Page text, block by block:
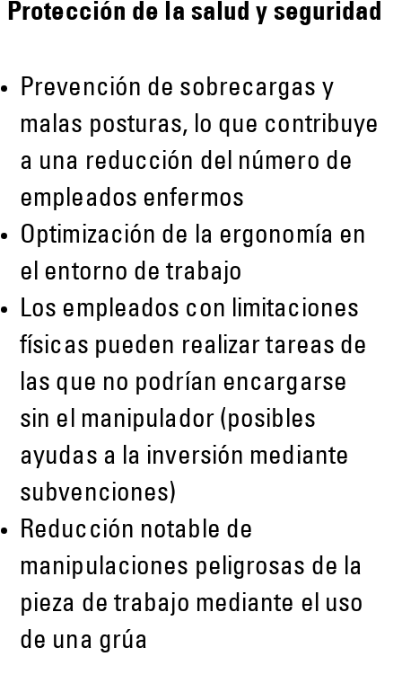
Protección de la salud y seguridad
Prevención de sobrecargas y
malas posturas, lo que contribuye
a una reducción del número de
empleados enfermos
Optimización de la ergonomía en
el entorno de trabajo
Los empleados con limitaciones
físicas pueden realizar tareas de
las que no podrían encargarse
sin el manipulador (posibles
ayudas a la inversión mediante
subvenciones)
Reducción notable de
manipulaciones peligrosas de la
pieza de trabajo mediante el uso
de una grúa